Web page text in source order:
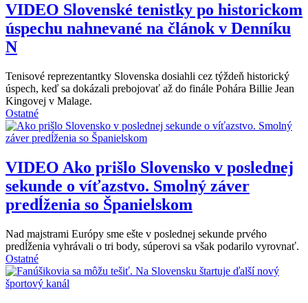
VIDEO Slovenské tenistky po historickom
úspechu nahnevané na článok v Denníku
N
Tenisové reprezentantky Slovenska dosiahli cez týždeň historický
úspech, keď sa dokázali prebojovať až do finále Pohára Billie Jean
Kingovej v Malage.
Ostatné
VIDEO Ako prišlo Slovensko v poslednej
sekunde o víťazstvo. Smolný záver
predĺženia so Španielskom
Nad majstrami Európy sme ešte v poslednej sekunde prvého
predĺženia vyhrávali o tri body, súperovi sa však podarilo vyrovnať.
Ostatné